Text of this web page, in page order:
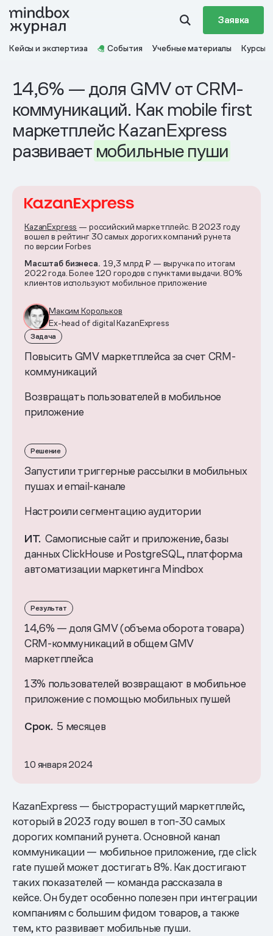
Заявка
Кейсы и экспертиза События Учебные материалы Курсы
14,6% — доля GMV от CRM-
коммуникаций. Как mobile first
маркетплейс KazanExpress
развивает мобильныепуши
KazanExpress — российский маркетплейс. В 2023 году
вошел в рейтинг 30 самых дорогих компаний рунета
по версии Forbes
Масштаб бизнеса.19,3 млрд ₽ — выручка по итогам
2022 года. Более 120 городов с пунктами выдачи. 80%
клиентов используют мобильное приложение
Максим Корольков
Ex-head of digital KazanExpress
Задача
Повысить GМV маркетплейса за счет CRM-
коммуникаций
Возвращать пользователей в мобильное
приложение
Решение
Запустили триггерные рассылки в мобильных
пушах и email-канале
Настроили сегментацию аудитории
ИТ.Самописные сайт и приложение, базы
данных ClickHouse и PostgreSQL, платформа
автоматизации маркетинга Mindbox
Результат
14,6% — доля GMV (объема оборота товара)
CRM-коммуникаций в общем GMV
маркетплейса
13% пользователей возвращают в мобильное
приложение с помощью мобильных пушей
Срок. 5 месяцев
10 января 2024
KazanExpress — быстрорастущий маркетплейс,
который в 2023 году вошел в топ-30 самых
дорогих компаний рунета. Основной канал
коммуникации — мобильное приложение, где click
rate пушей может достигать 8%. Как достигают
таких показателей — команда рассказала в
кейсе. Он будет особенно полезен при интеграции
компаниям с большим фидом товаров, а также
тем, кто развивает мобильные пуши.